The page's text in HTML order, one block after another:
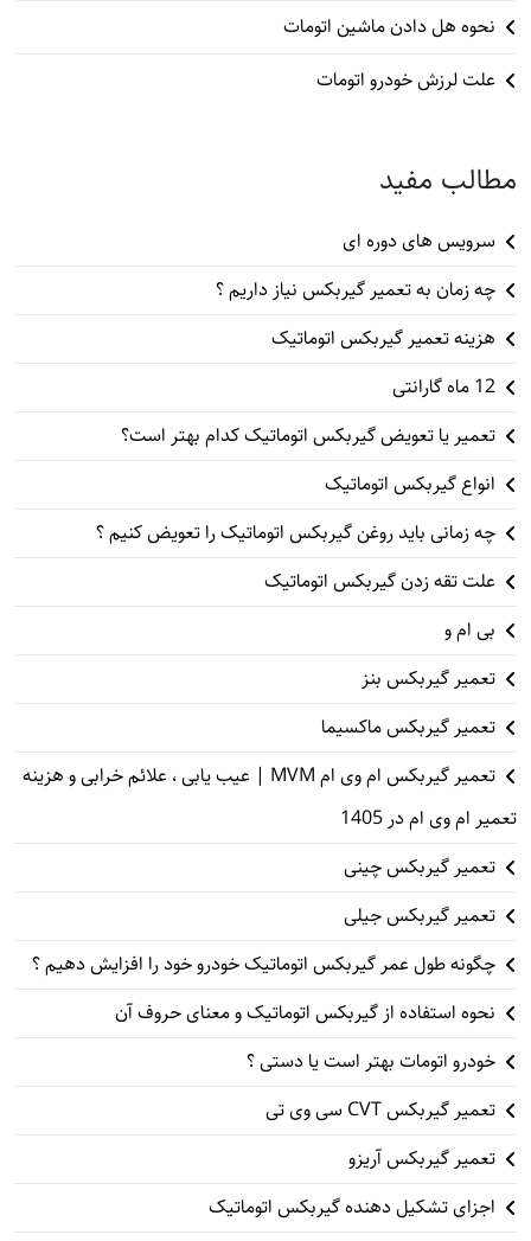
نحوه هل دادن ماشین اتومات
علت لرزش خودرو اتومات
مطالب مفید
سرویس های دوره ای
چه زمان به تعمیر گیربکس نیاز داریم ؟
هزینه تعمیر گیربکس اتوماتیک
12 ماه گارانتی
تعمیر یا تعویض گیربکس اتوماتیک کدام بهتر است؟
انواع گیربکس اتوماتیک
چه زمانی باید روغن گیربکس اتوماتیک را تعویض کنیم ؟
علت تقه زدن گیربکس اتوماتیک
بی ام و
تعمیر گیربکس بنز
تعمیر گیربکس ماکسیما
تعمیر گیربکس ام وی ام MVM | عیب یابی ، علائم خرابی و هزینه
تعمیر ام وی ام در 1405
تعمیر گیربکس چینی
تعمیر گیربکس جیلی
چگونه طول عمر گیربکس اتوماتیک خودرو خود را افزایش دهیم ؟
نحوه استفاده از گیربکس اتوماتیک و معنای حروف آن
خودرو اتومات بهتر است یا دستی ؟
تعمیر گیربکس CVT سی وی تی
تعمیر گیربکس آریزو
اجزای تشکیل دهنده گیربکس اتوماتیک